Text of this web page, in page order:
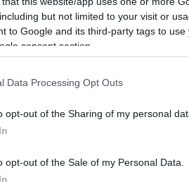
but not limited to your visit or
to Google and its third-party tags to
consent section.
Data Processing Opt Outs
opt-out of the Sharing of my personal
opt-out of the Sale of my Personal Data.
áll rendelkezésükre a
havi húszezer forintot, míg a
nyugdíjmegtakarításba.
fenntartani azt az
szerint az állami nyugdíj
átlagosan 16 évet (192
rendelkezésünkre álljon
megtakarításra lesz szükségünk.
vagy választhatunk a